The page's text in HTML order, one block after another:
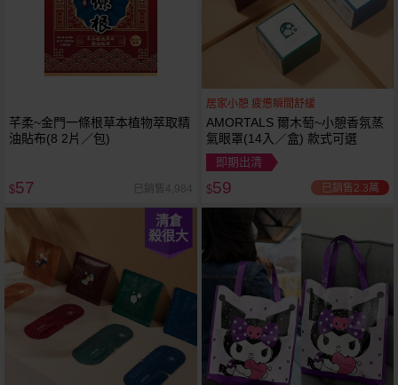
芊柔~金門一條根草本植物萃取精
油貼布(8 2片／包)
$57 已銷售4,984
居家小憩 疲憊瞬間舒緩
AMORTALS 爾木萄~小憩香氛蒸
氣眼罩(14入／盒) 款式可選
即期出清
$59 已銷售2.3萬
清倉
殺很大